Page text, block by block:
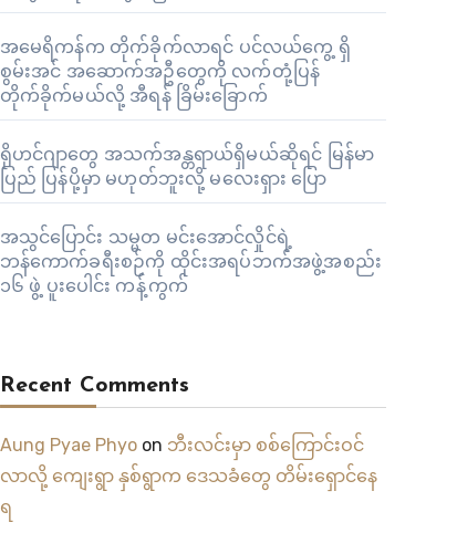
အမေရိကန်က တိုက်ခိုက်လာရင် ပင်လယ်ကွေ့ ရှိ
စွမ်းအင် အဆောက်အဦတွေကို လက်တုံ့ပြန်
တိုက်ခိုက်မယ်လို့ အီရန် ခြိမ်းခြောက်
ရိုဟင်ဂျာတွေ အသက်အန္တရာယ်ရှိမယ်ဆိုရင် မြန်မာ
ပြည် ပြန်ပို့မှာ မဟုတ်ဘူးလို့ မလေးရှား ပြော
အသွင်ပြောင်း သမ္မတ မင်းအောင်လှိုင်ရဲ့
ဘန်ကောက်ခရီးစဉ်ကို ထိုင်းအရပ်ဘက်အဖွဲ့အစည်း
၁၆ ဖွဲ့ ပူးပေါင်း ကန့်ကွက်
Recent Comments
Aung Pyae Phyoon ဘီးလင်းမှာ စစ်ကြောင်းဝင်
လာလို့ ကျေးရွာ နှစ်ရွာက ဒေသခံတွေ တိမ်းရှောင်နေ
ရ